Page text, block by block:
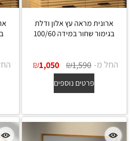
ארונית מראה עץ אלון ודלת
בגימור שחור במידה 100/60
החל מ- ₪1,590
₪1,050
פרטים נוספים